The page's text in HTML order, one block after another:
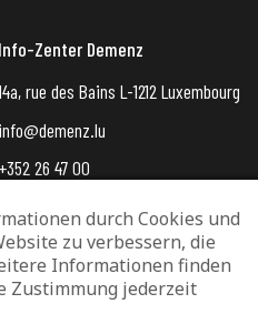
Info-Zenter Demenz
rue des Bains L-1212 Luxembourg
info@demenz.lu
+352 26 47 00
und Verwaltung von Cookies
Erklärung zur Barrierefreiheit
durch Cookies und
zu verbessern, die
Informationen finden
Zustimmung jederzeit